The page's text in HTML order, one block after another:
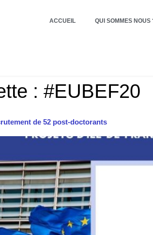
ACCUEIL QUI SOMMES NOUS
: #EUBEF20
de 52 post-doctorants